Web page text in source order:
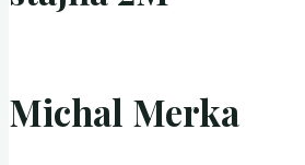
Michal Merka